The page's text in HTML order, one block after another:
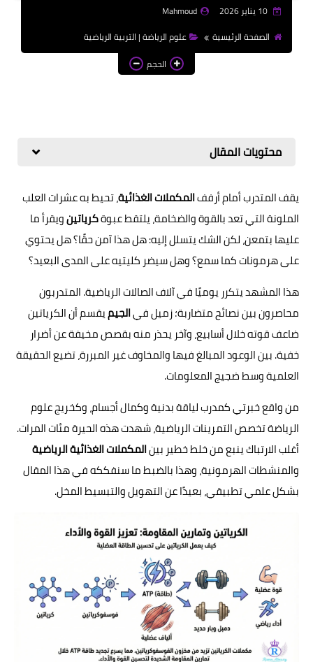
10 يناير 2026
Mahmoud
الصفحة الرئيسية
علوم الرياضة | التربية الرياضية
الحجم
محتويات المقال
يقف المتدرب أمام أرففالمكملات الغذائية، تحيط به عشرات العلب
الملونة التي تعد بالقوة والضخامة، يلتقط عبوةكرياتينويقرأ ما
عليها بتمعن، لكن الشك يتسلل إليه: هل هذا آمن حقًا؟ هل يحتوي
على هرمونات كما سمع؟ وهل سيضر كليتيه على المدى البعيد؟
هذا المشهد يتكرر يوميًا في آلاف الصالات الرياضية. المتدربون
محاصرون بين نصائح متضاربة؛ زميل فيالجيميقسم أن الكرياتين
ضاعف قوته خلال أسابيع، وآخر يحذر منه بقصص مخيفة عن أضرار
خفية. بين الوعود المبالغ فيها والمخاوف غير المبررة، تضيع الحقيقة
العلمية وسط ضجيج المعلومات.
من واقع خبرتي كمدرب لياقة بدنية وكمال أجسام، وكخريج علوم
الرياضة تخصص التمرينات الرياضية، شهدت هذه الحيرة مئات المرات.
أغلب الارتباك ينبع من خلط خطير بينالمكملات الغذائية الرياضية
والمنشطات الهرمونية، وهذا بالضبط ما سنفككه في هذا المقال
بشكل علمي تطبيقي، بعيدًا عن التهويل والتبسيط المخل.